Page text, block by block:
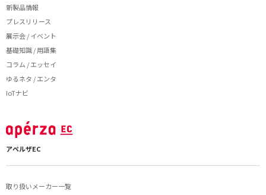
新製品情報
プレスリリース
展示会 / イベント
基礎知識 / 用語集
コラム / エッセイ
ゆるネタ / エンタ
IoTナビ
アペルザEC
取り扱いメーカー一覧